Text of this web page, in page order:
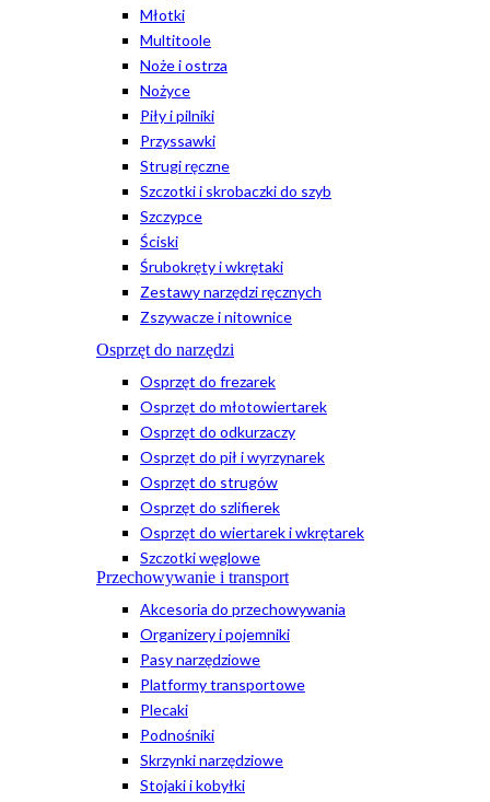
Młotki
Multitoole
Noże i ostrza
Nożyce
Piły i pilniki
Przyssawki
Strugi ręczne
Szczotki i skrobaczki do szyb
Szczypce
Ściski
Śrubokręty i wkrętaki
Zestawy narzędzi ręcznych
Zszywacze i nitownice
Osprzęt do narzędzi
Osprzęt do frezarek
Osprzęt do młotowiertarek
Osprzęt do odkurzaczy
Osprzęt do pił i wyrzynarek
Osprzęt do strugów
Osprzęt do szlifierek
Osprzęt do wiertarek i wkrętarek
Szczotki węglowe
Przechowywanie i transport
Akcesoria do przechowywania
Organizery i pojemniki
Pasy narzędziowe
Platformy transportowe
Plecaki
Podnośniki
Skrzynki narzędziowe
Stojaki i kobyłki